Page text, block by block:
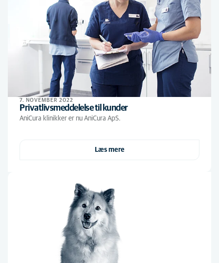
7. NOVEMBER 2022
Privatlivsmeddelelse til kunder
AniCura klinikker er nu AniCura ApS.
Læs mere